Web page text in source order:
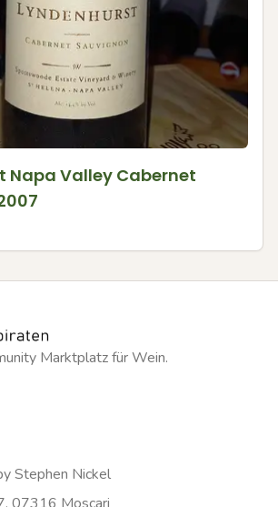
Napa Valley Cabernet
Marktplatz für Wein.
Stephen Nickel